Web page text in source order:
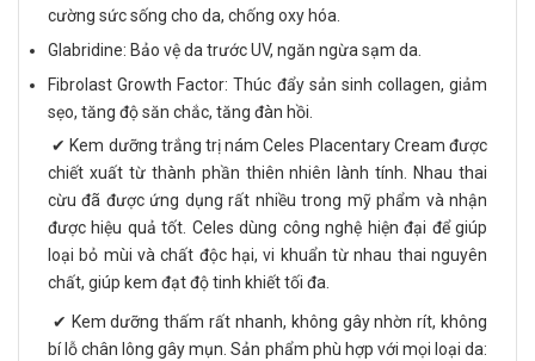
cường sức sống cho da, chống oxy hóa.
Glabridine: Bảo vệ da trước UV, ngăn ngừa sạm da.
Fibrolast Growth Factor: Thúc đẩy sản sinh collagen, giảm
sẹo, tăng độ săn chắc, tăng đàn hồi.
✔ Kem dưỡng trắng trị nám Celes Placentary Cream được
chiết xuất từ thành phần thiên nhiên lành tính. Nhau thai
cừu đã được ứng dụng rất nhiều trong mỹ phẩm và nhận
được hiệu quả tốt. Celes dùng công nghệ hiện đại để giúp
loại bỏ mùi và chất độc hại, vi khuẩn từ nhau thai nguyên
chất, giúp kem đạt độ tinh khiết tối đa.
✔ Kem dưỡng thấm rất nhanh, không gây nhờn rít, không
bí lỗ chân lông gây mụn. Sản phẩm phù hợp với mọi loại da: